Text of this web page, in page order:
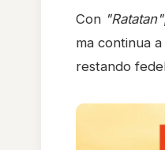
Con "Ratatan"
ma continua
restando